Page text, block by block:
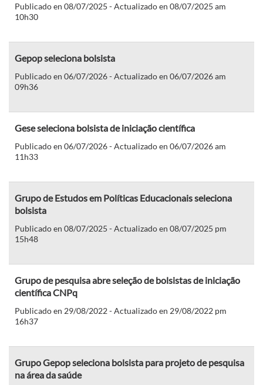
Publicado en 08/07/2025 - Actualizado en 08/07/2025 am
10h30
Gepop seleciona bolsista
Publicado en 06/07/2026 - Actualizado en 06/07/2026 am
09h36
Gese seleciona bolsista de iniciação científica
Publicado en 06/07/2026 - Actualizado en 06/07/2026 am
11h33
Grupo de Estudos em Políticas Educacionais seleciona
bolsista
Publicado en 08/07/2025 - Actualizado en 08/07/2025 pm
15h48
Grupo de pesquisa abre seleção de bolsistas de iniciação
científica CNPq
Publicado en 29/08/2022 - Actualizado en 29/08/2022 pm
16h37
Grupo Gepop seleciona bolsista para projeto de pesquisa
na área da saúde